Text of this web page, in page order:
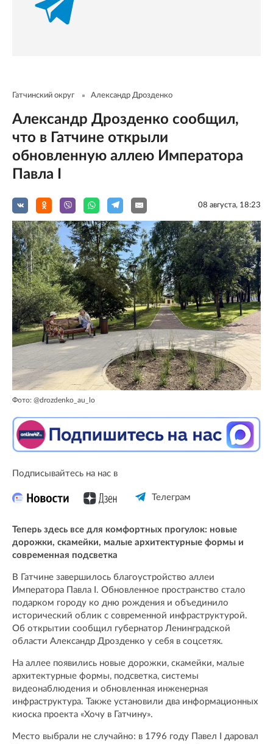
Гатчинский округ Александр Дрозденко
Александр Дрозденко сообщил,
что в Гатчине открыли
обновленную аллею Императора
Павла I
08 августа, 18:23
Фото: @drozdenko_au_lo
Подписывайтесь на нас в
Телеграм
Теперь здесь все для комфортных прогулок: новые
дорожки, скамейки, малые архитектурные формы и
современная подсветка
В Гатчине завершилось благоустройство аллеи
Императора Павла I. Обновленное пространство стало
подарком городу ко дню рождения и объединило
исторический облик с современной инфраструктурой.
Об открытии сообщил губернатор Ленинградской
области Александр Дрозденко у себя в соцсетях.
На аллее появились новые дорожки, скамейки, малые
архитектурные формы, подсветка, системы
видеонаблюдения и обновленная инженерная
инфраструктура. Также установили два информационных
киоска проекта «Хочу в Гатчину».
Место выбрали не случайно: в 1796 году Павел I даровал